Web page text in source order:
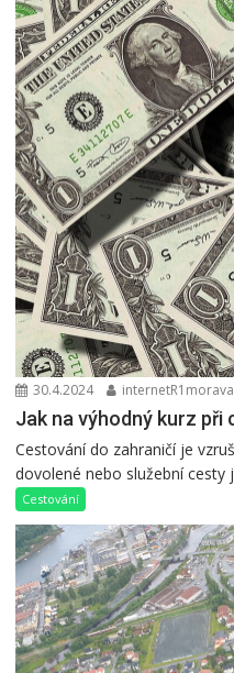
30.4.2024 internetR1morava
Jak na výhodný kurz při
Cestování do zahraničí je
dovolené nebo služební cesty
Cestování